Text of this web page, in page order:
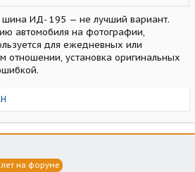
шина ИД- 195 — не лучший вариант.
автомобиля на фотографии,
для ежедневных или
отношении, установка оригинальных
на форуме